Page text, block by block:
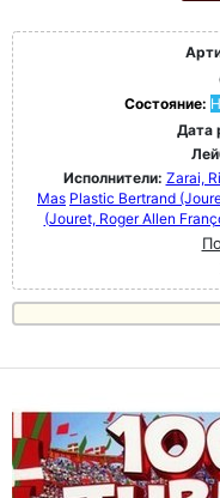
Состояние:
Дата
Исполнители: Zarai,
Mas Plastic Bertrand
(Jouret, Roger Allen